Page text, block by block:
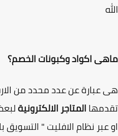
اكواد وكبونات الخصم؟
عن عدد محدد من
المتاجر الالكترونيةلبعض
نظام الافليت " التسويق